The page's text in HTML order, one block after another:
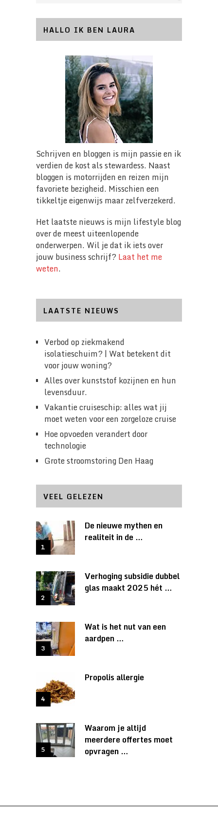
HALLO IK BEN LAURA
Schrijven en bloggen is mijn passie en ik
verdien de kost als stewardess. Naast
bloggen is motorrijden en reizen mijn
favoriete bezigheid. Misschien een
tikkeltje eigenwijs maar zelfverzekerd.
Het laatste nieuws is mijn lifestyle blog
over de meest uiteenlopende
onderwerpen. Wil je dat ik iets over
jouw business schrijf? Laat het me
weten.
LAATSTE NIEUWS
Verbod op ziekmakend
isolatieschuim? | Wat betekent dit
voor jouw woning?
Alles over kunststof kozijnen en hun
levensduur.
Vakantie cruiseschip: alles wat jij
moet weten voor een zorgeloze cruise
Hoe opvoeden verandert door
technologie
Grote stroomstoring Den Haag
VEEL GELEZEN
De nieuwe mythen en
realiteit in de …
Verhoging subsidie dubbel
glas maakt 2025 hét …
Wat is het nut van een
aardpen …
Propolis allergie
Waarom je altijd
meerdere offertes moet
opvragen …